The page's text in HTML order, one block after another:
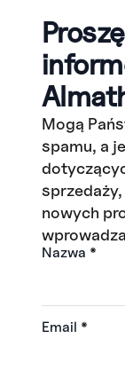
Mogą
spamu, a
nowych
Nazwa *
Email *